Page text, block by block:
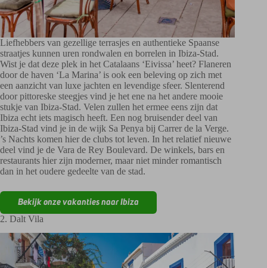
Liefhebbers van gezellige terrasjes en authentieke Spaanse
straatjes kunnen uren rondwalen en borrelen in Ibiza-Stad.
Wist je dat deze plek in het Catalaans ‘Eivissa’ heet? Flaneren
door de haven ‘La Marina’ is ook een beleving op zich met
een aanzicht van luxe jachten en levendige sfeer. Slenterend
door pittoreske steegjes vind je het ene na het andere mooie
stukje van Ibiza-Stad. Velen zullen het ermee eens zijn dat
Ibiza echt iets magisch heeft. Een nog bruisender deel van
Ibiza-Stad vind je in de wijk Sa Penya bij Carrer de la Verge.
’s Nachts komen hier de clubs tot leven. In het relatief nieuwe
deel vind je de Vara de Rey Boulevard. De winkels, bars en
restaurants hier zijn moderner, maar niet minder romantisch
dan in het oudere gedeelte van de stad.
Bekijk onze vakanties naar Ibiza
2. Dalt Vila